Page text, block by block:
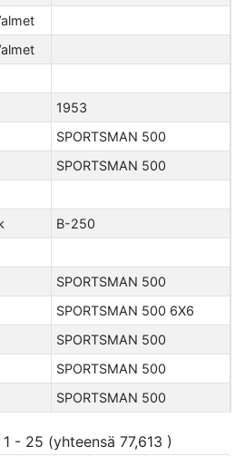
1953
SPORTSMAN 500
SPORTSMAN 500
B-250
SPORTSMAN 500
SPORTSMAN 500 6X6
SPORTSMAN 500
SPORTSMAN 500
SPORTSMAN 500
- 25 (yhteensä 77,613 )